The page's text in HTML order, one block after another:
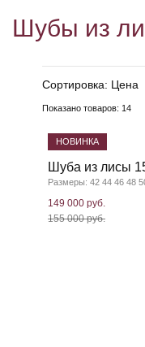
Шубы из
Сортировка: Цена
Показано товаров: 14
НОВИНКА
Шуба из лисы
Размеры: 42 44 46 48
149 000 руб.
155 000 руб.